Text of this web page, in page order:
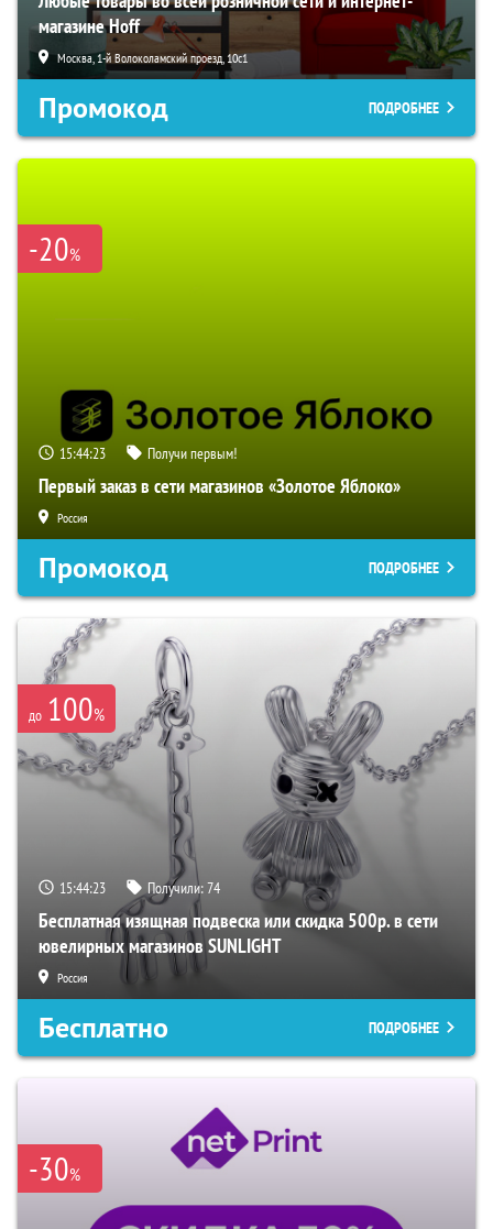
магазине Hoff
Москва, 1-й Волоколамский проезд, 10с1
Промокод ПОДРОБНЕЕ
-20%
15:44:22 Получи первым!
Первый заказ в сети магазинов «Золотое Яблоко»
Россия
Промокод ПОДРОБНЕЕ
до 100%
15:44:22 Получили:74
Бесплатная изящная подвеска или скидка 500р. в сети
ювелирных магазинов SUNLIGHT
Россия
Бесплатно ПОДРОБНЕЕ
-30%